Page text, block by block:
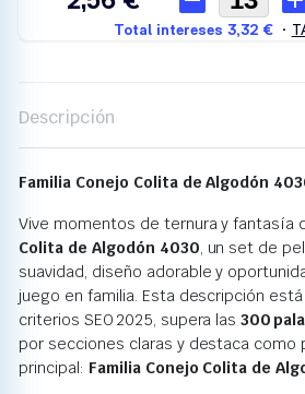
Descripción
Familia Conejo Colita de Algodón
Vive momentos de ternura y fantasía
Colita de Algodón 4030, un set de
suavidad, diseño adorable y
juego en familia. Esta descripción
criterios SEO 2025, supera las300
por secciones claras y destaca como
principal: Familia Conejo Colita de